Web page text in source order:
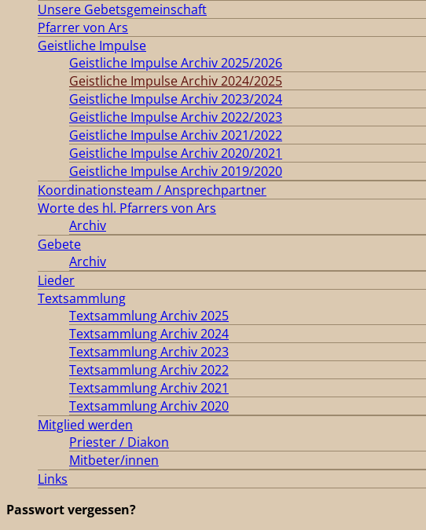
Unsere Gebetsgemeinschaft
Pfarrer von Ars
Geistliche Impulse
Geistliche Impulse Archiv 2025/2026
Geistliche Impulse Archiv 2024/2025
Geistliche Impulse Archiv 2023/2024
Geistliche Impulse Archiv 2022/2023
Geistliche Impulse Archiv 2021/2022
Geistliche Impulse Archiv 2020/2021
Geistliche Impulse Archiv 2019/2020
Koordinationsteam / Ansprechpartner
Worte des hl. Pfarrers von Ars
Archiv
Gebete
Archiv
Lieder
Textsammlung
Textsammlung Archiv 2025
Textsammlung Archiv 2024
Textsammlung Archiv 2023
Textsammlung Archiv 2022
Textsammlung Archiv 2021
Textsammlung Archiv 2020
Mitglied werden
Priester / Diakon
Mitbeter/innen
Links
Passwort vergessen?